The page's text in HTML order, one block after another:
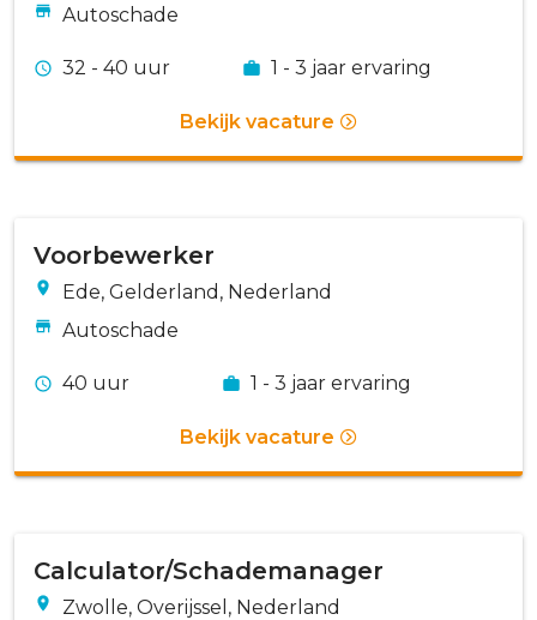
Autoschade
32 - 40 uur 1 - 3 jaar ervaring
Bekijk vacature
Voorbewerker
Ede, Gelderland, Nederland
Autoschade
40 uur 1 - 3 jaar ervaring
Bekijk vacature
Calculator/Schademanager
Zwolle, Overijssel, Nederland